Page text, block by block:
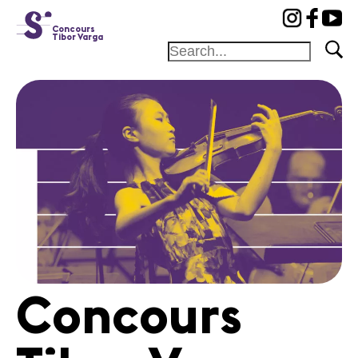
Concours
Tibor Varga
Académie
Concours
Amis et
Mécènes
Médiation
Jury
Programme
Concerts
Concours